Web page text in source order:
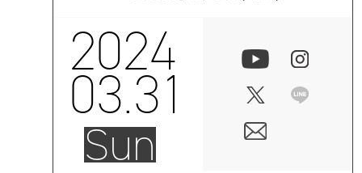
2024
03.31
Sun